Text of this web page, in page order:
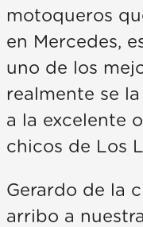
motoqueros
en Mercedes,
uno de los
realmente se
a la excelente
chicos de Los
Gerardo de la
arribo a